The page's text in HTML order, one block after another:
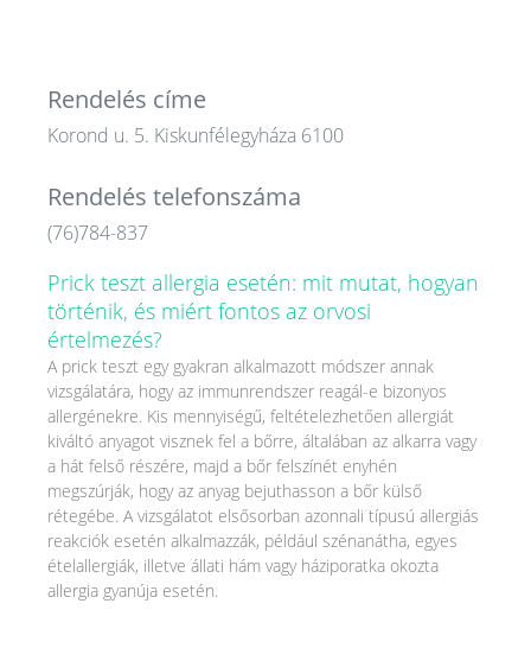
Rendelés címe
Korond u. 5. Kiskunfélegyháza 6100
Rendelés telefonszáma
(76)784-837
Prick teszt allergia esetén: mit mutat, hogyan
történik, és miért fontos az orvosi
értelmezés?
A prick teszt egy gyakran alkalmazott módszer annak
vizsgálatára, hogy az immunrendszer reagál-e bizonyos
allergénekre. Kis mennyiségű, feltételezhetően allergiát
kiváltó anyagot visznek fel a bőrre, általában az alkarra vagy
a hát felső részére, majd a bőr felszínét enyhén
megszúrják, hogy az anyag bejuthasson a bőr külső
rétegébe. A vizsgálatot elsősorban azonnali típusú allergiás
reakciók esetén alkalmazzák, például szénanátha, egyes
ételallergiák, illetve állati hám vagy háziporatka okozta
allergia gyanúja esetén.